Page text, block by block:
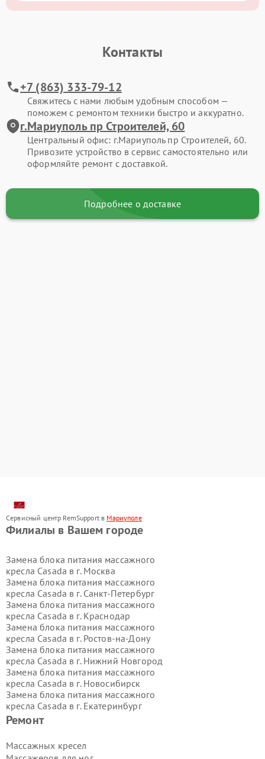
Контакты
+7 (863) 333-79-12
Свяжитесь с нами любым удобным способом —
поможем с ремонтом техники быстро и аккуратно.
г.Мариуполь пр Строителей, 60
Центральный офис: г.Мариуполь пр Строителей, 60.
Привозите устройство в сервис самостоятельно или
оформляйте ремонт с доставкой.
Подробнее о доставке
Сервисный центр RemSupport в Мариуполе
Ремонт
Массажных кресел
Филиалы в Вашем городе
Замена блока питания массажного
кресла Casada в г. Москва
Замена блока питания массажного
кресла Casada в г. Санкт-Петербург
Замена блока питания массажного
кресла Casada в г. Краснодар
Замена блока питания массажного
кресла Casada в г. Ростов-на-Дону
Замена блока питания массажного
кресла Casada в г. Нижний Новгород
Замена блока питания массажного
кресла Casada в г. Новосибирск
Замена блока питания массажного
кресла Casada в г. Екатеринбург
Замена блока питания массажного
Замена блока питания массажного
кресла Casada в г.Воронеж